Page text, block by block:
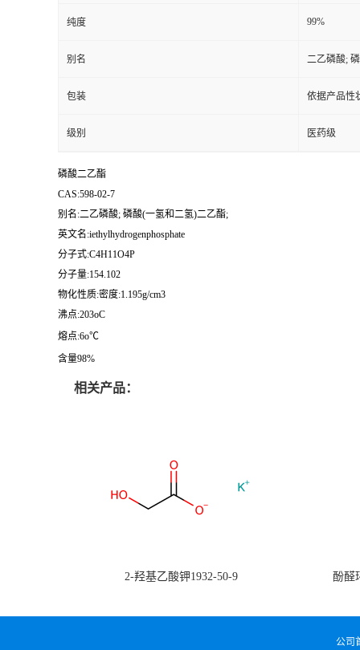
纯度 99%
别名 二乙磷酸;
包装 依据产品性
级别 医药级
磷酸二乙酯
CAS:598-02-7
别名:二乙磷酸; 磷酸(一氢和二氢)二乙酯;
英文名:iethylhydrogenphosphate
分子式:C4H11O4P
分子量:154.102
物化性质:密度:1.195g/cm3
沸点:203oC
熔点:6o℃
含量98%
相关产品：
2-羟基乙酸钾1932-50-9 酚醛
公司